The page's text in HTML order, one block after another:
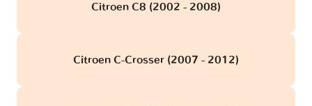
Citroen C8 (2002 - 2008)
Citroen C-Crosser (2007 - 2012)